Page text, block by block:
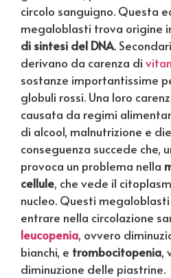
circolo sanguigno. Questa
megaloblasti trova origine
di sintesi del DNA.
derivano da carenza di
sostanze importantissime
globuli rossi. Una loro
causata da regimi
di alcool, malnutrizione e
conseguenza succede che,
provoca un problema nella
cellule, che vede il
nucleo. Questi
entrare nella circolazione
leucopenia, ovvero
bianchi, e trombocitopenia,
diminuzione delle piastrine.